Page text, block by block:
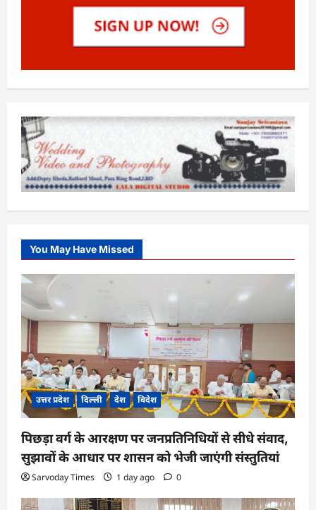
You May Have Missed
उत्तर प्रदेश दिल्ली देश विदेश
पिछड़ा वर्ग के आरक्षण पर जनप्रतिनिधियों से सीधे संवाद,
सुझावों के आधार पर शासन को भेजी जाएंगी संस्तुतियां
Sarvoday Times 1 day ago 0